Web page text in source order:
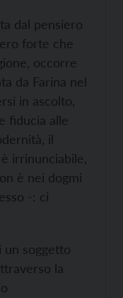
dal pensiero
forte che
occorre
da Farina nel
in ascolto,
fiducia alle
il
irrinunciabile,
è nei dogmi
-: ci
un soggetto
la